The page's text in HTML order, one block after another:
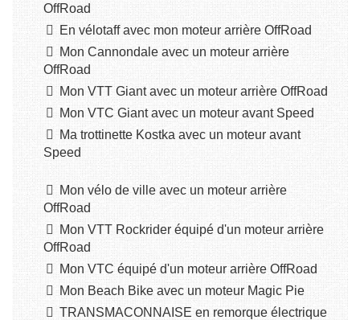
OffRoad
En vélotaff avec mon moteur arrière OffRoad
Mon Cannondale avec un moteur arrière
OffRoad
Mon VTT Giant avec un moteur arrière OffRoad
Mon VTC Giant avec un moteur avant Speed
Ma trottinette Kostka avec un moteur avant
Speed
Mon vélo de ville avec un moteur arrière
OffRoad
Mon VTT Rockrider équipé d'un moteur arrière
OffRoad
Mon VTC équipé d'un moteur arrière OffRoad
Mon Beach Bike avec un moteur Magic Pie
TRANSMACONNAISE en remorque électrique